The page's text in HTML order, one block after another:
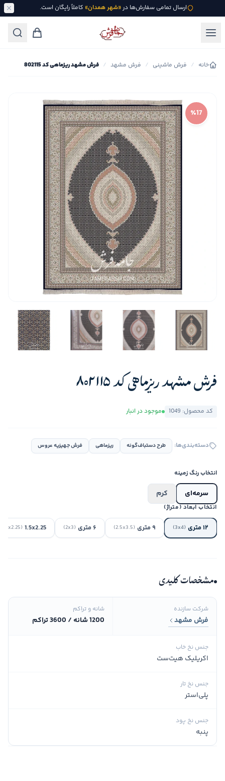
ارسال تمامی سفارش‌ها در«شهر همدان» کاملاً رایگان است.
خانه / فرش ماشینی / فرش مشهد / فرش مشهد ریزماهی کد 802115
٪17
فرش مشهد ریزماهی کد 802115
کد محصول: 1049 موجود در انبار
دسته‌بندی‌ها: طرح دستباف‌گونه ریزماهی فرش جهیزیه عروس
انتخاب رنگ زمینه
سرمه‌ای کرم
انتخاب ابعاد (متراژ)
۱۲ متری (3x4) ۹ متری (2.5x3.5) ۶ متری (2x3)
1.5x2.25
(1.5x2.25)
مشخصات کلیدی
شرکت سازنده
فرش مشهد
شانه و تراکم
1200 شانه / 3600 تراکم
جنس نخ خاب
اکریلیک هیت‌ست
جنس نخ تار
پلی‌استر
جنس نخ پود
پنبه